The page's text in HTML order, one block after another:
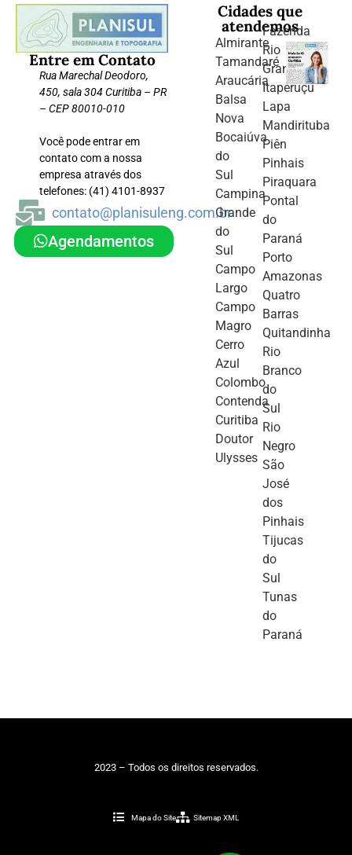
Entre em Contato
Rua Marechal Deodoro,
450, sala 304 Curitiba – PR
– CEP 80010-010
Você pode entrar em
contato com a nossa
empresa através dos
telefones: (41) 4101-8937
contato@planisuleng.com.br
Agendamentos
Cidades que
atendemos
Almirante
Tamandaré
Araucária
Balsa
Nova
Bocaiúva
do
Sul
Campina
Grande
do
Sul
Campo
Largo
Campo
Magro
Cerro
Azul
Colombo
Contenda
Curitiba
Doutor
Ulysses
Fazenda
Rio
Grande
Itaperuçu
Lapa
Mandirituba
Piên
Pinhais
Piraquara
Pontal
do
Paraná
Porto
Amazonas
Quatro
Barras
Quitandinha
Rio
Branco
do
Sul
Rio
Negro
São
José
dos
Pinhais
Tijucas
do
Sul
Tunas
do
Paraná
2023 – Todos os direitos reservados.
Mapa do Site Sitemap XML